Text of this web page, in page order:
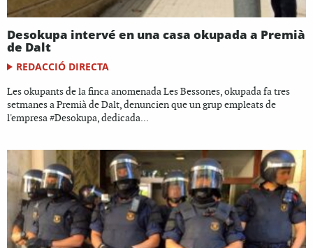
Desokupa intervé en una casa okupada a Premià
de Dalt
REDACCIÓ DIRECTA
Les okupants de la finca anomenada Les Bessones, okupada fa tres
setmanes a Premià de Dalt, denuncien que un grup empleats de
l'empresa #Desokupa, dedicada...